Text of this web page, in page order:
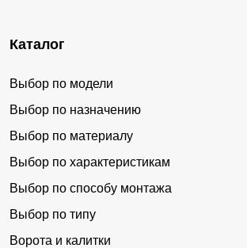
Каталог
Выбор по модели
Выбор по назначению
Выбор по материалу
Выбор по характеристикам
Выбор по способу монтажа
Выбор по типу
Ворота и калитки